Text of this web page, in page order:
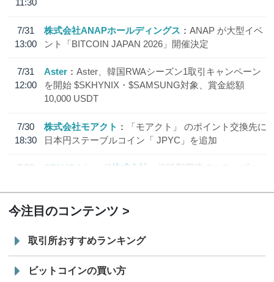
11:30
7/31
13:00
株式会社ANAPホールディングス
ANAP が大型イベ
ント「BITCOIN JAPAN 2026」開催決定
7/31
12:00
Aster
Aster、韓国RWAシーズン1取引キャンペーン
を開始 $SKHYNIX・$SAMSUNG対象、賞金総額
10,000 USDT
7/30
18:30
株式会社モアクト
「モアクト」 のポイント交換先に
日本円ステーブルコイン「 JPYC」を追加
7/29
SBI VCトレード株式会社
信託型円建てステーブル
今注目のコンテンツ
取引所おすすめランキング
ビットコインの買い方